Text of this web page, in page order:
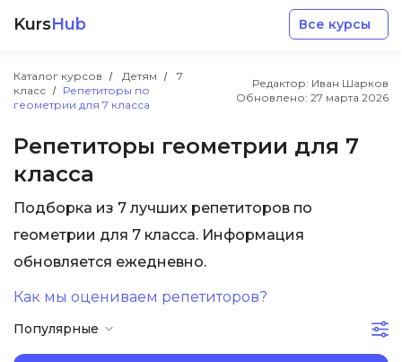
KursHub Все курсы
Каталог курсов Детям
7
класс
Репетиторы по
геометрии для 7 класса
Редактор: Иван Шарков
Обновлено: 27 марта 2026
Репетиторы геометрии для 7
класса
Подборка из 7 лучших репетиторов по
геометрии для 7 класса. Информация
обновляется ежедневно.
Как мы оцениваем репетиторов?
Популярные
Маркетинг
Дизайн